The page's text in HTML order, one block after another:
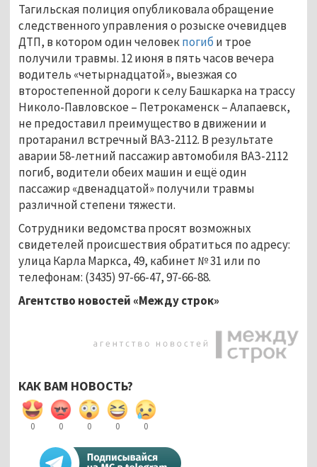
Тагильская полиция опубликовала обращение
следственного управления о розыске очевидцев
ДТП, в котором один человекпогиб и трое
получили травмы. 12 июня в пять часов вечера
водитель «четырнадцатой», выезжая со
второстепенной дороги к селу Башкарка на трассу
Николо-Павловское – Петрокаменск – Алапаевск,
не предоставил преимущество в движении и
протаранил встречный ВАЗ-2112. В результате
аварии 58-летний пассажир автомобиля ВАЗ-2112
погиб, водители обеих машин и ещё один
пассажир «двенадцатой» получили травмы
различной степени тяжести.
Сотрудники ведомства просят возможных
свидетелей происшествия обратиться по адресу:
улица Карла Маркса, 49, кабинет № 31 или по
телефонам: (3435) 97-66-47, 97-66-88.
Агентство новостей «Между строк»
КАК ВАМ НОВОСТЬ?
0 0 0 0 0